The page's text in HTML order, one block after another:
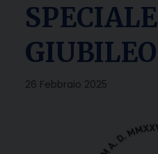
SPECIALE
GIUBILEO
26 Febbraio 2025